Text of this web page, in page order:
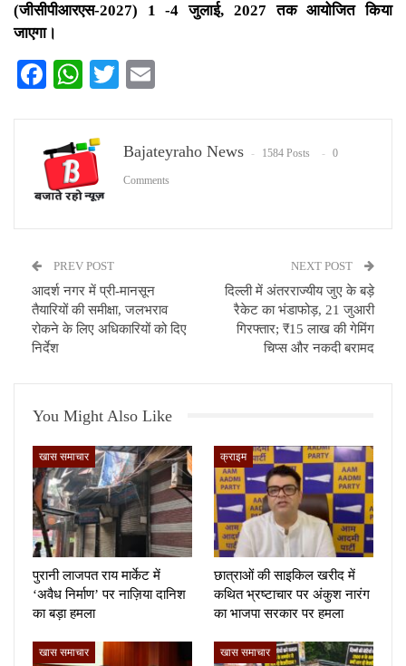
(जीसीपीआरएस-2027) 1 -4 जुलाई, 2027 तक आयोजित किया
जाएगा।
Facebook
WhatsApp
Twitter
Bajateyraho News 1584 Posts 0
Comments
PREV POST
आदर्श नगर में प्री-मानसून
तैयारियों की समीक्षा, जलभराव
रोकने के लिए अधिकारियों को दिए
निर्देश
NEXT POST
दिल्ली में अंतरराज्यीय जुए के बड़े
रैकेट का भंडाफोड़, 21 जुआरी
गिरफ्तार; ₹15 लाख की गेमिंग
चिप्स और नकदी बरामद
You Might Also Like
खास समाचार
पुरानी लाजपत राय मार्केट में
‘अवैध निर्माण’ पर नाज़िया दानिश
का बड़ा हमला
क्राइम
छात्राओं की साइकिल खरीद में
कथित भ्रष्टाचार पर अंकुश नारंग
का भाजपा सरकार पर हमला
खास समाचार खास समाचार